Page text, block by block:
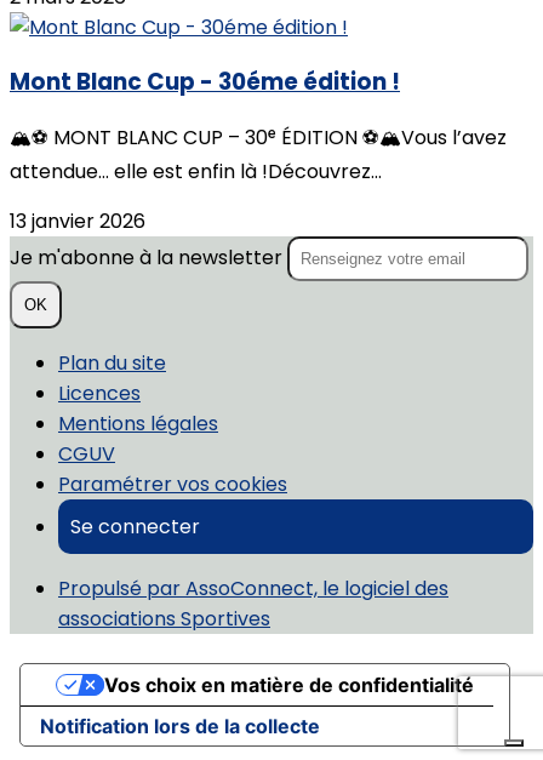
Mont Blanc Cup - 30éme édition !
🏔️⚽️ MONT BLANC CUP – 30ᵉ ÉDITION ⚽️🏔️Vous l’avez
attendue… elle est enfin là !Découvrez...
13 janvier 2026
Je m'abonne à la newsletter
OK
Plan du site
Licences
Mentions légales
CGUV
Paramétrer vos cookies
Se connecter
Propulsé par AssoConnect, le logiciel des
associations Sportives
Notification lors de la collecte
Vos choix en matière de confidentialité